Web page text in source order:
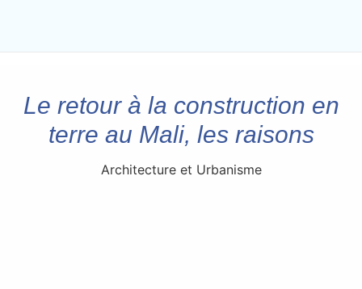
Le retour à la construction en
terre au Mali, les raisons
Architecture et Urbanisme